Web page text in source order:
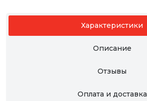
Характеристики
Описание
Отзывы
Оплата и доставка